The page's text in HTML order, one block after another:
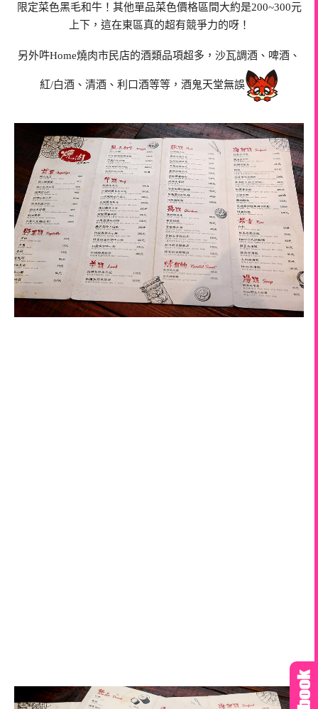
限定菜色黑毛和牛！其他單品菜色價格區間大約是200~300元
上下，這在東區真的超有競爭力的呀！
另外吽Home燒肉市民店的酒類品項超多，沙瓦調酒、啤酒、
紅/白酒、清酒、利口酒等等，酒鬼天堂無誤